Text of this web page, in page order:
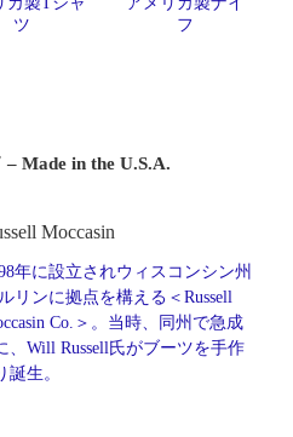
ツ
フ
Made in the U.S.A.
Moccasin
年に設立されウィスコンシン州
リンに拠点を構える＜Russell
Co.＞。当時、同州で急成
Will Russell氏がブーツを手作
生。